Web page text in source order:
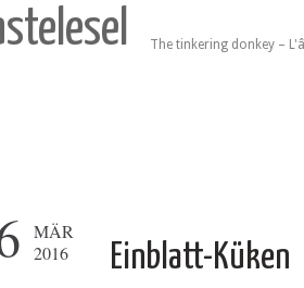
The tinkering donkey –
MÄR
2016
Einblatt-Küken